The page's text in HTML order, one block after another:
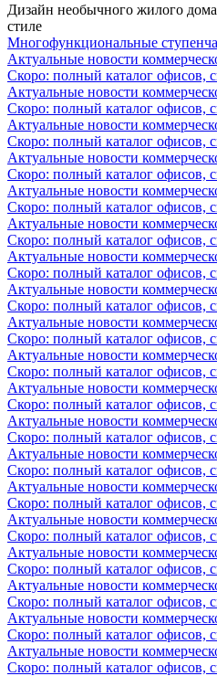
Дизайн необычного жилого
стиле
Многофункциональные
Актуальные новости
Скоро: полный каталог офисов,
Актуальные новости
Скоро: полный каталог офисов,
Актуальные новости
Скоро: полный каталог офисов,
Актуальные новости
Скоро: полный каталог офисов,
Актуальные новости
Скоро: полный каталог офисов,
Актуальные новости
Скоро: полный каталог офисов,
Актуальные новости
Скоро: полный каталог офисов,
Актуальные новости
Скоро: полный каталог офисов,
Актуальные новости
Скоро: полный каталог офисов,
Актуальные новости
Скоро: полный каталог офисов,
Актуальные новости
Скоро: полный каталог офисов,
Актуальные новости
Скоро: полный каталог офисов,
Актуальные новости
Скоро: полный каталог офисов,
Актуальные новости
Скоро: полный каталог офисов,
Актуальные новости
Скоро: полный каталог офисов,
Актуальные новости
Скоро: полный каталог офисов,
Актуальные новости
Скоро: полный каталог офисов,
Актуальные новости
Скоро: полный каталог офисов,
Актуальные новости
Скоро: полный каталог офисов,